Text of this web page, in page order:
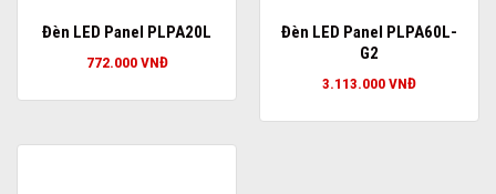
Đèn LED Panel PLPA20L
772.000VNĐ
Đèn LED Panel PLPA60L-
G2
3.113.000VNĐ